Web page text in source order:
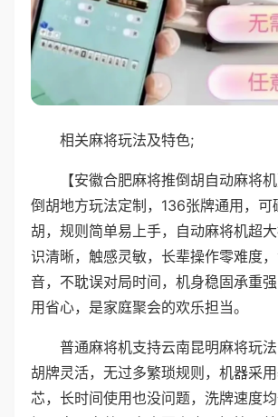
相关麻将玩法及特色;
【安徽合肥麻将推倒胡自动麻将
倒胡地方玩法定制，136张牌通用，可
胡，规则简单易上手，自动麻将机超
识清晰，触感灵敏，长辈操作零难度
音，不耽误对局时间，机身稳固承重
用省心，是家庭聚会的欢乐担当。
普通麻将机支持云南昆明麻将玩法
胡牌灵活，无过多繁琐规则，机器采
芯，长时间使用也没问题，洗牌速度